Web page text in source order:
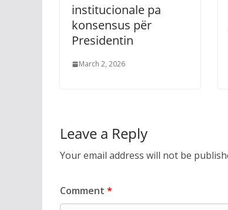
institucionale pa
konsensus për
Presidentin
March 2, 2026
Leave a Reply
Your email address will not be
Comment *